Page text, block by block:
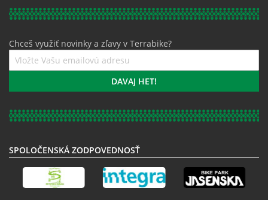
Chceš využiť novinky a zľavy v Terrabike?
Prihláste
sa
odberu
DAVAJ HET!
SPOLOČENSKÁ ZODPOVEDNOSŤ